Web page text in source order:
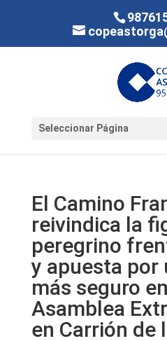
Seleccionar Página
El Camino
reivindica la
peregrino
y apuesta por
más seguro
Asamblea
en Carrión de